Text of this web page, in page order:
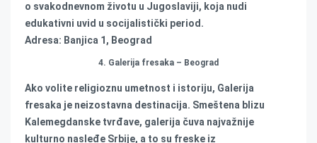
o svakodnevnom životu u Jugoslaviji, koja nudi
edukativni uvid u socijalistički period.
Adresa: Banjica 1, Beograd
4. Galerija fresaka – Beograd
Ako volite religioznu umetnost i istoriju, Galerija
fresaka je neizostavna destinacija. Smeštena blizu
Kalemegdanske tvrđave, galerija čuva najvažnije
kulturno nasleđe Srbije, a to su freske iz